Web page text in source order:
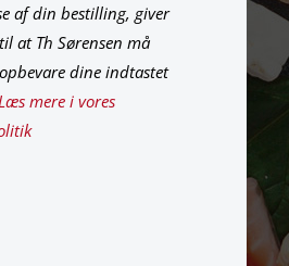
af din bestilling, giver
at Th Sørensen må
dine indtastet
Læs mere i vores